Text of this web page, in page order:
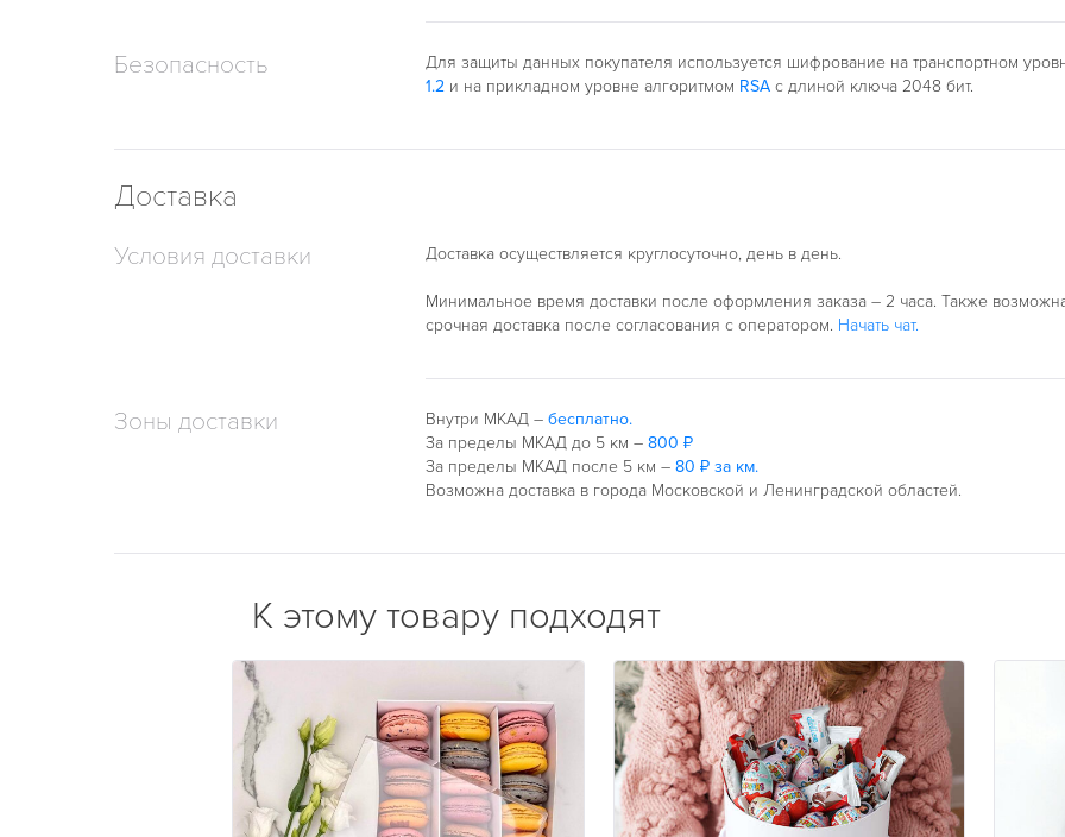
Безопасность Для защиты данных покупателя используется шифрование на транспортном
1.2 и на прикладном уровне алгоритмом RSA с длиной ключа 2048 бит.
Доставка
Условия доставки Доставка осуществляется круглосуточно, день в день.
Минимальное время доставки после оформления заказа – 2 часа. Также
срочная доставка после согласования с оператором. Начать чат.
Зоны доставки Внутри МКАД – бесплатно.
За пределы МКАД до 5 км – 800 ₽
За пределы МКАД после 5 км – 80 ₽ за км.
Возможна доставка в города Московской и Ленинградской областей.
К этому товару подходят